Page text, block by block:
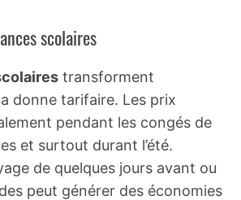
scolaires
transforment
donne tarifaire. Les prix
pendant les congés de
et surtout durant l’été.
de quelques jours avant ou
peut générer des économies